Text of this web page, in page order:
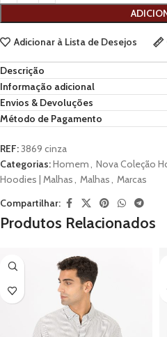
Adicionar à Lista de Desejos
Descrição
Informação adicional
Envios & Devoluções
Método de Pagamento
REF:3869 cinza
Categorias:Homem, Nova Coleção
Hoodies | Malhas, Malhas, Marcas
Compartilhar:
Produtos Relacionados